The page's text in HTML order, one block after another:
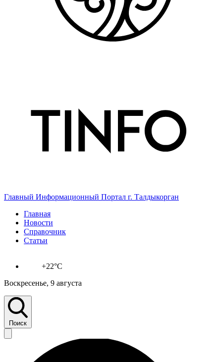
Главный Информационный Портал г. Талдыкорган
Главная
Новости
Справочник
Статьи
+22°C
Воскресенье, 9 августа
Поиск